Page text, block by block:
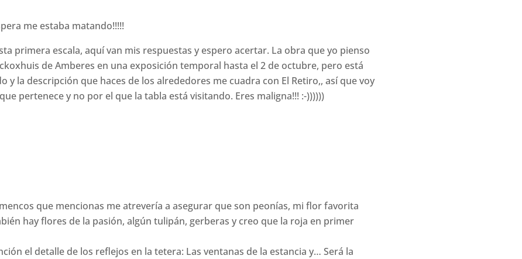
me estaba matando!!!!!
primera escala, aquí van mis respuestas y espero acertar. La obra que yo pienso
de Amberes en una exposición temporal hasta el 2 de octubre, pero está
y la descripción que haces de los alrededores me cuadra con El Retiro,, así que voy
pertenece y no por el que la tabla está visitando. Eres maligna!!! :-))))))
que mencionas me atrevería a asegurar que son peonías, mi flor favorita
hay flores de la pasión, algún tulipán, gerberas y creo que la roja en primer
el detalle de los reflejos en la tetera: Las ventanas de la estancia y… Será la